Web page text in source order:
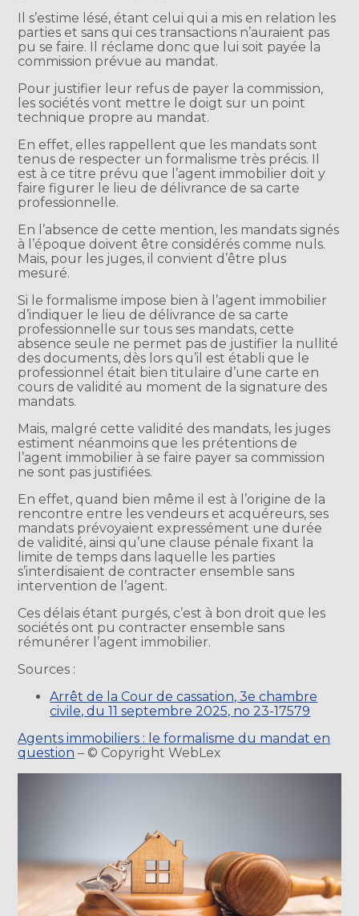
Il s’estime lésé, étant celui qui a mis en relation les
parties et sans qui ces transactions n’auraient pas
pu se faire. Il réclame donc que lui soit payée la
commission prévue au mandat.
Pour justifier leur refus de payer la commission,
les sociétés vont mettre le doigt sur un point
technique propre au mandat.
En effet, elles rappellent que les mandats sont
tenus de respecter un formalisme très précis. Il
est à ce titre prévu que l’agent immobilier doit y
faire figurer le lieu de délivrance de sa carte
professionnelle.
En l’absence de cette mention, les mandats signés
à l’époque doivent être considérés comme nuls.
Mais, pour les juges, il convient d’être plus
mesuré.
Si le formalisme impose bien à l’agent immobilier
d’indiquer le lieu de délivrance de sa carte
professionnelle sur tous ses mandats, cette
absence seule ne permet pas de justifier la nullité
des documents, dès lors qu’il est établi que le
professionnel était bien titulaire d’une carte en
cours de validité au moment de la signature des
mandats.
Mais, malgré cette validité des mandats, les juges
estiment néanmoins que les prétentions de
l’agent immobilier à se faire payer sa commission
ne sont pas justifiées.
En effet, quand bien même il est à l’origine de la
rencontre entre les vendeurs et acquéreurs, ses
mandats prévoyaient expressément une durée
de validité, ainsi qu’une clause pénale fixant la
limite de temps dans laquelle les parties
s’interdisaient de contracter ensemble sans
intervention de l’agent.
Ces délais étant purgés, c’est à bon droit que les
sociétés ont pu contracter ensemble sans
rémunérer l’agent immobilier.
Sources :
Arrêt de la Cour de cassation, 3e chambre
civile, du 11 septembre 2025, no 23-17579
Agents immobiliers : le formalisme du mandat en
question – © Copyright WebLex